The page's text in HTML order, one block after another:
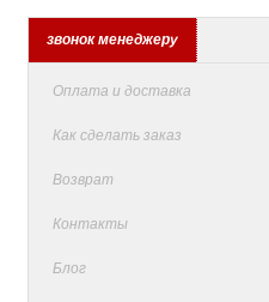
звонок менеджеру
Оплата и доставка
Как сделать заказ
Возврат
Контакты
Блог